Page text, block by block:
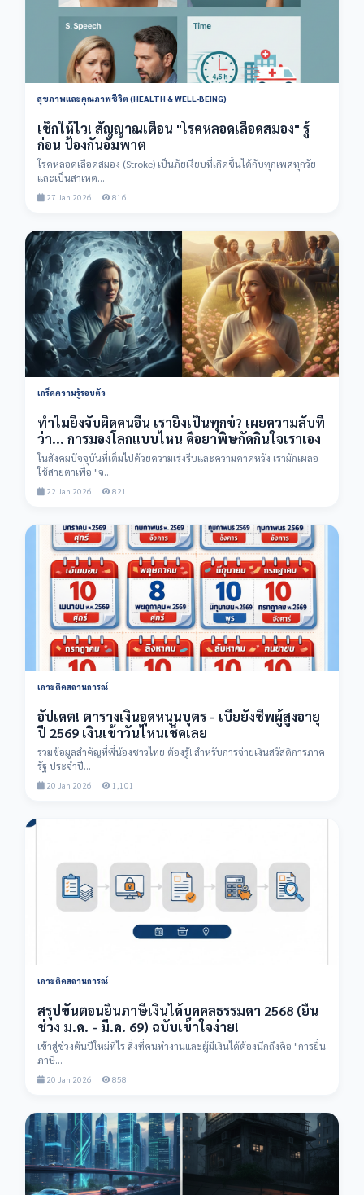
สุขภาพและคุณภาพชีวิต (HEALTH & WELL-BEING)
เช็กให้ไว! สัญญาณเตือน "โรคหลอดเลือดสมอง" รู้
ก่อน ป้องกันอัมพาต
โรคหลอดเลือดสมอง (Stroke) เป็นภัยเงียบที่เกิดขึ้นได้กับทุกเพศทุกวัย
และเป็นสาเหต...
27 Jan 2026 816
เกร็ดความรู้รอบตัว
ทำไมยิ่งจับผิดคนอื่น เรายิ่งเป็นทุกข์? เผยความลับที่
ว่า... การมองโลกแบบไหน คือยาพิษกัดกินใจเราเอง
ในสังคมปัจจุบันที่เต็มไปด้วยความเร่งรีบและความคาดหวัง เรามักเผลอ
ใช้สายตาเพื่อ "จ...
22 Jan 2026 821
เกาะติดสถานการณ์
อัปเดต! ตารางเงินอุดหนุนบุตร - เบี้ยยังชีพผู้สูงอายุ
ปี 2569 เงินเข้าวันไหนเช็คเลย
รวมข้อมูลสำคัญที่พี่น้องชาวไทย ต้องรู้! สำหรับการจ่ายเงินสวัสดิการภาค
รัฐ ประจำปี...
20 Jan 2026 1,101
เกาะติดสถานการณ์
สรุปขั้นตอนยื่นภาษีเงินได้บุคคลธรรมดา 2568 (ยื่น
ช่วง ม.ค. - มี.ค. 69) ฉบับเข้าใจง่าย!
เข้าสู่ช่วงต้นปีใหม่ทีไร สิ่งที่คนทำงานและผู้มีเงินได้ต้องนึกถึงคือ "การยื่น
ภาษี...
20 Jan 2026 858